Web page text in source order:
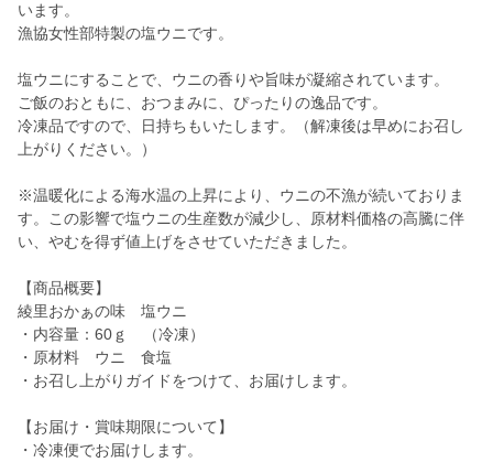
います。
漁協女性部特製の塩ウニです。
塩ウニにすることで、ウニの香りや旨味が凝縮されています。
ご飯のおともに、おつまみに、ぴったりの逸品です。
冷凍品ですので、日持ちもいたします。（解凍後は早めにお召し
上がりください。）
※温暖化による海水温の上昇により、ウニの不漁が続いておりま
す。この影響で塩ウニの生産数が減少し、原材料価格の高騰に伴
い、やむを得ず値上げをさせていただきました。
【商品概要】
綾里おかぁの味 塩ウニ
・内容量：60ｇ （冷凍）
・原材料 ウニ 食塩
・お召し上がりガイドをつけて、お届けします。
【お届け・賞味期限について】
・冷凍便でお届けします。